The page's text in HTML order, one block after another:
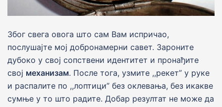
Због свега овога што сам Вам испричао,
послушаjте моj добронамерни савет. Зароните
дубоко у свој сопствени идентитет и пронађите
свој механизам. После тога, узмите ,,рекет” у руке
и распалите по ,,лоптици” без оклевања, без икакве
сумње у то што радите. Добар резултат не може да